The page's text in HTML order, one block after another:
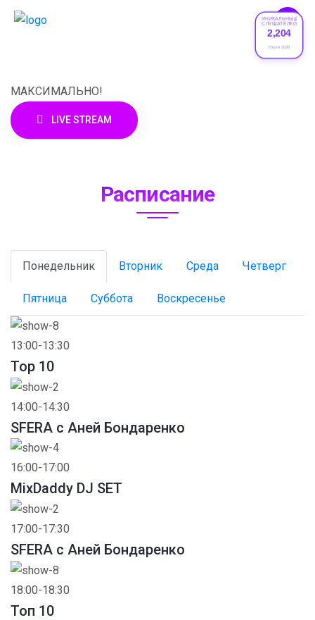
УНИКАЛЬНЫХ
СЛУШАТЕЛЕЙ
2,204
Июле 2026
МАКСИМАЛЬНО!
LIVE STREAM
Расписание
Понедельник Вторник Среда Четверг
Пятница Суббота Воскресенье
13:00-13:30
Top 10
14:00-14:30
SFERA с Аней Бондаренко
16:00-17:00
MixDaddy DJ SET
17:00-17:30
SFERA с Аней Бондаренко
18:00-18:30
Toп 10